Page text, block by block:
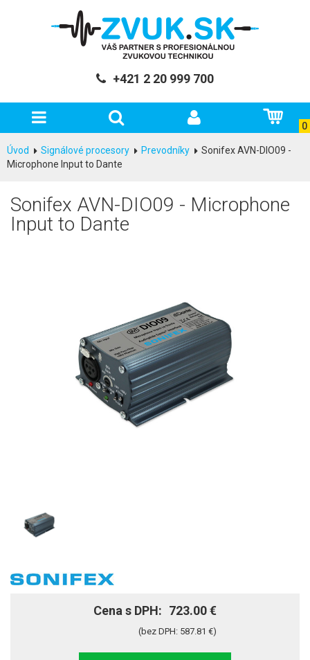
+421 2 20 999 700
0
Úvod Signálové procesory Prevodníky
Sonifex AVN-DIO09 -
Microphone Input to Dante
Sonifex AVN-DIO09 - Microphone
Input to Dante
Cena s DPH: 723.00 €
(bez DPH: 587.81 €)